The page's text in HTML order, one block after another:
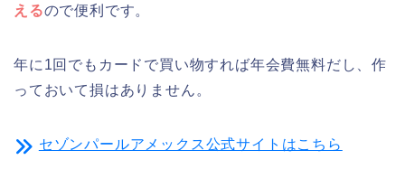
えるので便利です。
年に1回でもカードで買い物すれば年会費無料だし、作
っておいて損はありません。
セゾンパールアメックス公式サイトはこちら